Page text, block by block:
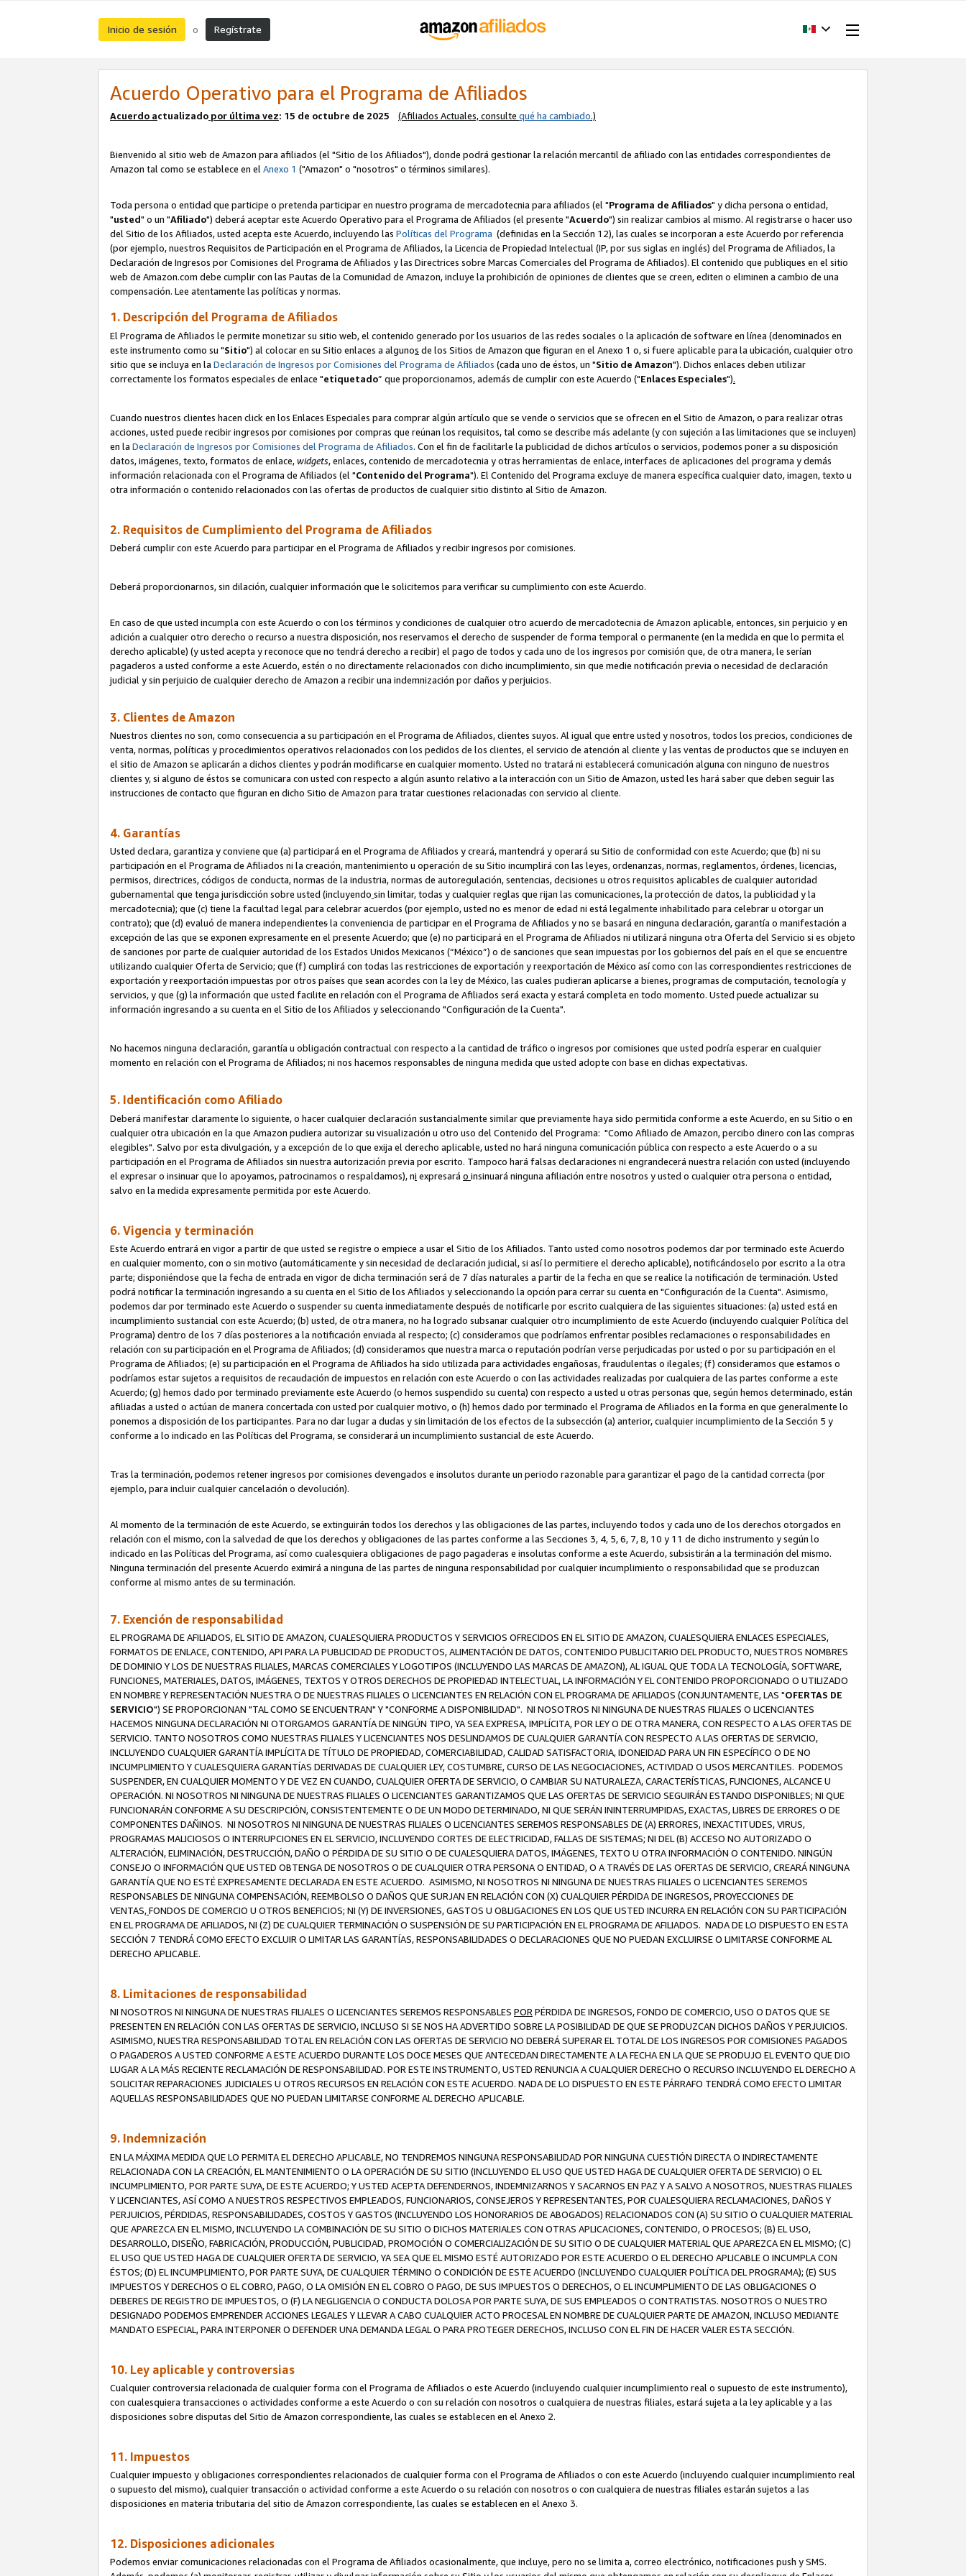
Inicio de sesión o Regístrate
Acuerdo Operativo para el Programa de Afiliados
Acuerdo actualizado por última vez: 15 de octubre de 2025 (Afiliados Actuales, consulte qué ha cambiado.)
Bienvenido al sitio web de Amazon para afiliados (el "Sitio de los Afiliados"), donde podrá gestionar la relación mercantil de afiliado con las entidades correspondientes de
Amazon tal como se establece en elAnexo 1 ("Amazon" o "nosotros" o términos similares).
Toda persona o entidad que participe o pretenda participar en nuestro programa de mercadotecnia para afiliados (el "Programa de Afiliados" y dicha persona o entidad,
"usted" o un "Afiliado") deberá aceptar este Acuerdo Operativo para el Programa de Afiliados (el presente "Acuerdo") sin realizar cambios al mismo. Al registrarse o hacer uso
del Sitio de los Afiliados, usted acepta este Acuerdo, incluyendo las Políticas del Programa (definidas en la Sección 12), las cuales se incorporan a este Acuerdo por referencia
(por ejemplo, nuestros Requisitos de Participación en el Programa de Afiliados, la Licencia de Propiedad Intelectual (IP, por sus siglas en inglés) del Programa de Afiliados, la
Declaración de Ingresos por Comisiones del Programa de Afiliados y las Directrices sobre Marcas Comerciales del Programa de Afiliados). El contenido que publiques en el sitio
web de Amazon.com debe cumplir con las Pautas de la Comunidad de Amazon, incluye la prohibición de opiniones de clientes que se creen, editen o eliminen a cambio de una
compensación. Lee atentamente las políticas y normas.
1. Descripción del Programa de Afiliados
El Programa de Afiliados le permite monetizar su sitio web, el contenido generado por los usuarios de las redes sociales o la aplicación de software en línea (denominados en
este instrumento como su "Sitio") al colocar en su Sitio enlaces a algunos de los Sitios de Amazon que figuran en el Anexo 1 o, si fuere aplicable para la ubicación, cualquier otro
sitio que se incluya en la Declaración de Ingresos por Comisiones del Programa de Afiliados (cada uno de éstos, un "Sitio de Amazon"). Dichos enlaces deben utilizar
correctamente los formatos especiales de enlace "etiquetado” que proporcionamos, además de cumplir con este Acuerdo ("Enlaces Especiales").
Cuando nuestros clientes hacen click en los Enlaces Especiales para comprar algún artículo que se vende o servicios que se ofrecen en el Sitio de Amazon, o para realizar otras
acciones, usted puede recibir ingresos por comisiones por compras que reúnan los requisitos, tal como se describe más adelante (y con sujeción a las limitaciones que se incluyen)
en la Declaración de Ingresos por Comisiones del Programa de Afiliados. Con el fin de facilitarle la publicidad de dichos artículos o servicios, podemos poner a su disposición
datos, imágenes, texto, formatos de enlace,widgets, enlaces, contenido de mercadotecnia y otras herramientas de enlace, interfaces de aplicaciones del programa y demás
información relacionada con el Programa de Afiliados (el "Contenido del Programa"). El Contenido del Programa excluye de manera específica cualquier dato, imagen, texto u
otra información o contenido relacionados con las ofertas de productos de cualquier sitio distinto al Sitio de Amazon.
2. Requisitos de Cumplimiento del Programa de Afiliados
Deberá cumplir con este Acuerdo para participar en el Programa de Afiliados y recibir ingresos por comisiones.
Deberá proporcionarnos, sin dilación, cualquier información que le solicitemos para verificar su cumplimiento con este Acuerdo.
En caso de que usted incumpla con este Acuerdo o con los términos y condiciones de cualquier otro acuerdo de mercadotecnia de Amazon aplicable, entonces, sin perjuicio y en
adición a cualquier otro derecho o recurso a nuestra disposición, nos reservamos el derecho de suspender de forma temporal o permanente (en la medida en que lo permita el
derecho aplicable) (y usted acepta y reconoce que no tendrá derecho a recibir) el pago de todos y cada uno de los ingresos por comisión que, de otra manera, le serían
pagaderos a usted conforme a este Acuerdo, estén o no directamente relacionados con dicho incumplimiento, sin que medie notificación previa o necesidad de declaración
judicial y sin perjuicio de cualquier derecho de Amazon a recibir una indemnización por daños y perjuicios.
3. Clientes de Amazon
Nuestros clientes no son, como consecuencia a su participación en el Programa de Afiliados, clientes suyos. Al igual que entre usted y nosotros, todos los precios, condiciones de
venta, normas, políticas y procedimientos operativos relacionados con los pedidos de los clientes, el servicio de atención al cliente y las ventas de productos que se incluyen en
el sitio de Amazon se aplicarán a dichos clientes y podrán modificarse en cualquier momento. Usted no tratará ni establecerá comunicación alguna con ninguno de nuestros
clientes y, si alguno de éstos se comunicara con usted con respecto a algún asunto relativo a la interacción con un Sitio de Amazon, usted les hará saber que deben seguir las
instrucciones de contacto que figuran en dicho Sitio de Amazon para tratar cuestiones relacionadas con servicio al cliente.
4. Garantías
Usted declara, garantiza y conviene que (a) participará en el Programa de Afiliados y creará, mantendrá y operará su Sitio de conformidad con este Acuerdo; que (b) ni su
participación en el Programa de Afiliados ni la creación, mantenimiento u operación de su Sitio incumplirá con las leyes, ordenanzas, normas, reglamentos, órdenes, licencias,
permisos, directrices, códigos de conducta, normas de la industria, normas de autoregulación, sentencias, decisiones u otros requisitos aplicables de cualquier autoridad
gubernamental que tenga jurisdicción sobre usted (incluyendo sin limitar, todas y cualquier reglas que rijan las comunicaciones, la protección de datos, la publicidad y la
mercadotecnia); que (c) tiene la facultad legal para celebrar acuerdos (por ejemplo, usted no es menor de edad ni está legalmente inhabilitado para celebrar u otorgar un
contrato); que (d) evaluó de manera independientesla conveniencia de participar en el Programa de Afiliados y no se basará en ninguna declaración, garantía o manifestación a
excepción de las que se exponen expresamente en el presente Acuerdo; que (e) no participará en el Programa de Afiliados ni utilizará ninguna otra Oferta del Servicio si es objeto
de sanciones por parte de cualquier autoridad de los Estados Unidos Mexicanos (“México”) o de sanciones que sean impuestas por los gobiernos del país en el que se encuentre
utilizando cualquier Oferta de Servicio; que (f) cumplirá con todas las restricciones de exportación y reexportación de México así como con las correspondientes restricciones de
exportación y reexportación impuestas por otros países que sean acordes con la ley de México, las cuales pudieran aplicarse a bienes, programas de computación, tecnología y
servicios, y que (g) la información que usted facilite en relación con el Programa de Afiliados será exacta y estará completa en todo momento. Usted puede actualizar su
información ingresando a su cuenta en el Sitio de los Afiliados y seleccionando "Configuración de la Cuenta".
No hacemos ninguna declaración, garantía u obligación contractual con respecto a la cantidad de tráfico o ingresos por comisiones que usted podría esperar en cualquier
momento en relación con el Programa de Afiliados; ni nos hacemos responsables de ninguna medida que usted adopte con base en dichas expectativas.
5. Identificación como Afiliado
Deberá manifestar claramente lo siguiente, o hacer cualquier declaración sustancialmente similar que previamente haya sido permitida conforme a este Acuerdo, en su Sitio o en
cualquier otra ubicación en la que Amazon pudiera autorizar su visualización u otro uso del Contenido del Programa: "Como Afiliado de Amazon, percibo dinero con las compras
elegibles". Salvo por esta divulgación, y a excepción de lo que exija el derecho aplicable, usted no hará ninguna comunicación pública con respecto a este Acuerdo o a su
participación en el Programa de Afiliados sin nuestra autorización previa por escrito. Tampoco hará falsas declaraciones ni engrandecerá nuestra relación con usted (incluyendo
el expresar o insinuar que lo apoyamos, patrocinamos o respaldamos), ni expresará o insinuará ninguna afiliación entre nosotros y usted o cualquier otra persona o entidad,
salvo en la medida expresamente permitida por este Acuerdo.
6. Vigencia y terminación
Este Acuerdo entrará en vigor a partir de que usted se registre o empiece a usar el Sitio de los Afiliados. Tanto usted como nosotros podemos dar por terminado este Acuerdo
en cualquier momento, con o sin motivo (automáticamente y sin necesidad de declaración judicial, si así lo permitiere el derecho aplicable), notificándoselo por escrito a la otra
parte; disponiéndose que la fecha de entrada en vigor de dicha terminación será de 7 días naturales a partir de la fecha en que se realice la notificación de terminación. Usted
podrá notificar la terminación ingresando a su cuenta en el Sitio de los Afiliados y seleccionando la opción para cerrar su cuenta en "Configuración de la Cuenta". Asimismo,
podemos dar por terminado este Acuerdo o suspender su cuenta inmediatamente después de notificarle por escrito cualquiera de las siguientes situaciones: (a) usted está en
incumplimiento sustancial con este Acuerdo; (b) usted, de otra manera, no ha logrado subsanar cualquier otro incumplimiento de este Acuerdo (incluyendo cualquier Política del
Programa) dentro de los 7 días posteriores a la notificación enviada al respecto; (c) consideramos que podríamos enfrentar posibles reclamaciones o responsabilidades en
relación con su participación en el Programa de Afiliados; (d) consideramos que nuestra marca o reputación podrían verse perjudicadas por usted o por su participación en el
Programa de Afiliados; (e) su participación en el Programa de Afiliados ha sido utilizada para actividades engañosas, fraudulentas o ilegales; (f) consideramos que estamos o
podríamos estar sujetos a requisitos de recaudación de impuestos en relación con este Acuerdo o con las actividades realizadas por cualquiera de las partes conforme a este
Acuerdo; (g) hemos dado por terminado previamente este Acuerdo (o hemos suspendido su cuenta) con respecto a usted u otras personas que, según hemos determinado, están
afiliadas a usted o actúan de manera concertada con usted por cualquier motivo, o (h) hemos dado por terminado el Programa de Afiliados en la forma en que generalmente lo
ponemos a disposición de los participantes. Para no dar lugar a dudas y sin limitación de los efectos de la subsección (a) anterior, cualquier incumplimiento de la Sección 5 y
conforme a lo indicado en las Políticas del Programa, se considerará un incumplimiento sustancial de este Acuerdo.
Tras la terminación, podemos retener ingresos por comisiones devengados e insolutos durante un periodo razonable para garantizar el pago de la cantidad correcta (por
ejemplo, para incluir cualquier cancelación o devolución).
Al momento de la terminación de este Acuerdo, se extinguirán todos los derechos y las obligaciones de las partes, incluyendo todos y cada uno de los derechos otorgados en
relación con el mismo, con la salvedad de que los derechos y obligaciones de las partes conforme a las Secciones 3, 4, 5, 6, 7, 8, 10 y 11 de dicho instrumento y según lo
indicado en las Políticas del Programa, así como cualesquiera obligaciones de pago pagaderas e insolutas conforme a este Acuerdo, subsistirán a la terminación del mismo.
Ninguna terminación del presente Acuerdo eximirá a ninguna de las partes de ninguna responsabilidad por cualquier incumplimiento o responsabilidad que se produzcan
conforme al mismo antes de su terminación.
7. Exención de responsabilidad
EL PROGRAMA DE AFILIADOS, EL SITIO DE AMAZON, CUALESQUIERA PRODUCTOS Y SERVICIOS OFRECIDOS EN EL SITIO DE AMAZON, CUALESQUIERA ENLACES ESPECIALES,
FORMATOS DE ENLACE, CONTENIDO, API PARA LA PUBLICIDAD DE PRODUCTOS, ALIMENTACIÓN DE DATOS, CONTENIDO PUBLICITARIO DEL PRODUCTO, NUESTROS NOMBRES
DE DOMINIO Y LOS DE NUESTRAS FILIALES, MARCAS COMERCIALES Y LOGOTIPOS (INCLUYENDO LAS MARCAS DE AMAZON), AL IGUAL QUE TODA LA TECNOLOGÍA, SOFTWARE,
FUNCIONES, MATERIALES, DATOS, IMÁGENES, TEXTOS Y OTROS DERECHOS DE PROPIEDAD INTELECTUAL, LA INFORMACIÓN Y EL CONTENIDO PROPORCIONADO O UTILIZADO
EN NOMBRE Y REPRESENTACIÓN NUESTRA O DE NUESTRAS FILIALES O LICENCIANTES EN RELACIÓN CON EL PROGRAMA DE AFILIADOS (CONJUNTAMENTE, LAS "OFERTAS DE
SERVICIO") SE PROPORCIONAN "TAL COMO SE ENCUENTRAN" Y "CONFORME A DISPONIBILIDAD". NI NOSOTROS NI NINGUNA DE NUESTRAS FILIALES O LICENCIANTES
HACEMOS NINGUNA DECLARACIÓN NI OTORGAMOS GARANTÍA DE NINGÚN TIPO, YA SEA EXPRESA, IMPLÍCITA, POR LEY O DE OTRA MANERA, CON RESPECTO A LAS OFERTAS DE
SERVICIO. TANTO NOSOTROS COMO NUESTRAS FILIALES Y LICENCIANTES NOS DESLINDAMOS DE CUALQUIER GARANTÍA CON RESPECTO A LAS OFERTAS DE SERVICIO,
INCLUYENDO CUALQUIER GARANTÍA IMPLÍCITA DE TÍTULO DE PROPIEDAD, COMERCIABILIDAD, CALIDAD SATISFACTORIA, IDONEIDAD PARA UN FIN ESPECÍFICO O DE NO
INCUMPLIMIENTO Y CUALESQUIERA GARANTÍAS DERIVADAS DE CUALQUIER LEY, COSTUMBRE, CURSO DE LAS NEGOCIACIONES, ACTIVIDAD O USOS MERCANTILES. PODEMOS
SUSPENDER, EN CUALQUIER MOMENTO Y DE VEZ EN CUANDO, CUALQUIER OFERTA DE SERVICIO, O CAMBIAR SU NATURALEZA, CARACTERÍSTICAS, FUNCIONES, ALCANCE U
OPERACIÓN. NI NOSOTROS NI NINGUNA DE NUESTRAS FILIALES O LICENCIANTES GARANTIZAMOS QUE LAS OFERTAS DE SERVICIO SEGUIRÁN ESTANDO DISPONIBLES; NI QUE
FUNCIONARÁN CONFORME A SU DESCRIPCIÓN, CONSISTENTEMENTE O DE UN MODO DETERMINADO, NI QUE SERÁN ININTERRUMPIDAS, EXACTAS, LIBRES DE ERRORES O DE
COMPONENTES DAÑINOS. NI NOSOTROS NI NINGUNA DE NUESTRAS FILIALES O LICENCIANTES SEREMOS RESPONSABLES DE (A) ERRORES, INEXACTITUDES, VIRUS,
PROGRAMAS MALICIOSOS O INTERRUPCIONES EN EL SERVICIO, INCLUYENDO CORTES DE ELECTRICIDAD, FALLAS DE SISTEMAS; NI DEL (B) ACCESO NO AUTORIZADO O
ALTERACIÓN, ELIMINACIÓN, DESTRUCCIÓN, DAÑO O PÉRDIDA DE SU SITIO O DE CUALESQUIERA DATOS, IMÁGENES, TEXTO U OTRA INFORMACIÓN O CONTENIDO. NINGÚN
CONSEJO O INFORMACIÓN QUE USTED OBTENGA DE NOSOTROS O DE CUALQUIER OTRA PERSONA O ENTIDAD, O A TRAVÉS DE LAS OFERTAS DE SERVICIO, CREARÁ NINGUNA
GARANTÍA QUE NO ESTÉ EXPRESAMENTE DECLARADA EN ESTE ACUERDO. ASIMISMO, NI NOSOTROS NI NINGUNA DE NUESTRAS FILIALES O LICENCIANTES SEREMOS
RESPONSABLES DE NINGUNA COMPENSACIÓN, REEMBOLSO O DAÑOS QUE SURJAN EN RELACIÓN CON (X) CUALQUIER PÉRDIDA DE INGRESOS, PROYECCIONES DE
VENTAS,FONDOS DE COMERCIO U OTROS BENEFICIOS; NI (Y) DE INVERSIONES, GASTOS U OBLIGACIONES EN LOS QUE USTED INCURRA EN RELACIÓN CON SU PARTICIPACIÓN
EN EL PROGRAMA DE AFILIADOS, NI (Z) DE CUALQUIER TERMINACIÓN O SUSPENSIÓN DE SU PARTICIPACIÓN EN EL PROGRAMA DE AFILIADOS. NADA DE LO DISPUESTO EN ESTA
SECCIÓN 7 TENDRÁ COMO EFECTO EXCLUIR O LIMITAR LAS GARANTÍAS, RESPONSABILIDADES O DECLARACIONES QUE NO PUEDAN EXCLUIRSE O LIMITARSE CONFORME AL
DERECHO APLICABLE.
8. Limitaciones de responsabilidad
NI NOSOTROS NI NINGUNA DE NUESTRAS FILIALES O LICENCIANTES SEREMOS RESPONSABLES PORPÉRDIDA DE INGRESOS, FONDO DE COMERCIO, USO O DATOS QUE SE
PRESENTEN EN RELACIÓN CON LAS OFERTAS DE SERVICIO, INCLUSO SI SE NOS HA ADVERTIDO SOBRE LA POSIBILIDAD DE QUE SE PRODUZCAN DICHOS DAÑOS Y PERJUICIOS.
ASIMISMO, NUESTRA RESPONSABILIDAD TOTAL EN RELACIÓN CON LAS OFERTAS DE SERVICIO NO DEBERÁ SUPERAR EL TOTAL DE LOS INGRESOS POR COMISIONES PAGADOS
O PAGADEROS A USTED CONFORME A ESTE ACUERDO DURANTE LOS DOCE MESES QUE ANTECEDAN DIRECTAMENTE A LA FECHA EN LA QUE SE PRODUJO EL EVENTO QUE DIO
LUGAR A LA MÁS RECIENTE RECLAMACIÓN DE RESPONSABILIDAD. POR ESTE INSTRUMENTO, USTED RENUNCIA A CUALQUIER DERECHO O RECURSO INCLUYENDO EL DERECHO A
SOLICITAR REPARACIONES JUDICIALES U OTROS RECURSOS EN RELACIÓN CON ESTE ACUERDO. NADA DE LO DISPUESTO EN ESTE PÁRRAFO TENDRÁ COMO EFECTO LIMITAR
AQUELLAS RESPONSABILIDADES QUE NO PUEDAN LIMITARSE CONFORME AL DERECHO APLICABLE.
9. Indemnización
EN LA MÁXIMA MEDIDA QUE LO PERMITA EL DERECHO APLICABLE, NO TENDREMOS NINGUNA RESPONSABILIDAD POR NINGUNA CUESTIÓN DIRECTA O INDIRECTAMENTE
RELACIONADA CON LA CREACIÓN, EL MANTENIMIENTO O LA OPERACIÓN DE SU SITIO (INCLUYENDO EL USO QUE USTED HAGA DE CUALQUIER OFERTA DE SERVICIO) O EL
INCUMPLIMIENTO, POR PARTE SUYA, DE ESTE ACUERDO; Y USTED ACEPTA DEFENDERNOS, INDEMNIZARNOS Y SACARNOS EN PAZ Y A SALVO A NOSOTROS, NUESTRAS FILIALES
Y LICENCIANTES, ASÍ COMO A NUESTROS RESPECTIVOS EMPLEADOS, FUNCIONARIOS, CONSEJEROS Y REPRESENTANTES, POR CUALESQUIERA RECLAMACIONES, DAÑOS Y
PERJUICIOS, PÉRDIDAS, RESPONSABILIDADES, COSTOS Y GASTOS (INCLUYENDO LOS HONORARIOS DE ABOGADOS) RELACIONADOS CON (A) SU SITIO O CUALQUIER MATERIAL
QUE APAREZCA EN EL MISMO, INCLUYENDO LA COMBINACIÓN DE SU SITIO O DICHOS MATERIALES CON OTRAS APLICACIONES, CONTENIDO, O PROCESOS; (B) EL USO,
DESARROLLO, DISEÑO, FABRICACIÓN, PRODUCCIÓN, PUBLICIDAD, PROMOCIÓN O COMERCIALIZACIÓN DE SU SITIO O DE CUALQUIER MATERIAL QUE APAREZCA EN EL MISMO; (C)
EL USO QUE USTED HAGA DE CUALQUIER OFERTA DE SERVICIO, YA SEA QUE EL MISMO ESTÉ AUTORIZADO POR ESTE ACUERDO O EL DERECHO APLICABLE O INCUMPLA CON
ÉSTOS; (D) EL INCUMPLIMIENTO, POR PARTE SUYA, DE CUALQUIER TÉRMINO O CONDICIÓN DE ESTE ACUERDO (INCLUYENDO CUALQUIER POLÍTICA DEL PROGRAMA); (E) SUS
IMPUESTOS Y DERECHOS O EL COBRO, PAGO, O LA OMISIÓN EN EL COBRO O PAGO, DE SUS IMPUESTOS O DERECHOS, O EL INCUMPLIMIENTO DE LAS OBLIGACIONES O
DEBERES DE REGISTRO DE IMPUESTOS, O (F) LA NEGLIGENCIA O CONDUCTA DOLOSA POR PARTE SUYA, DE SUS EMPLEADOS O CONTRATISTAS. NOSOTROS O NUESTRO
DESIGNADO PODEMOS EMPRENDER ACCIONES LEGALES Y LLEVAR A CABO CUALQUIER ACTO PROCESAL EN NOMBRE DE CUALQUIER PARTE DE AMAZON, INCLUSO MEDIANTE
MANDATO ESPECIAL, PARA INTERPONER O DEFENDER UNA DEMANDA LEGAL O PARA PROTEGER DERECHOS, INCLUSO CON EL FIN DE HACER VALER ESTA SECCIÓN.
10. Ley aplicable y controversias
Cualquier controversia relacionada de cualquier forma con el Programa de Afiliados o este Acuerdo (incluyendo cualquier incumplimiento real o supuesto de este instrumento),
con cualesquiera transacciones o actividades conforme a este Acuerdo o con su relación con nosotros o cualquiera de nuestras filiales, estará sujeta a la ley aplicable y a las
disposiciones sobre disputas del Sitio de Amazon correspondiente, las cuales se establecen en el Anexo 2.
11. Impuestos
Cualquier impuesto y obligaciones correspondientes relacionados de cualquier forma con el Programa de Afiliados o con este Acuerdo (incluyendo cualquier incumplimiento real
o supuesto del mismo), cualquier transacción o actividad conforme a este Acuerdo o su relación con nosotros o con cualquiera de nuestras filiales estarán sujetos a las
disposiciones en materia tributaria del sitio de Amazon correspondiente, las cuales se establecen en el Anexo 3.
12. Disposiciones adicionales
Podemos enviar comunicaciones relacionadas con el Programa de Afiliados ocasionalmente, que incluye, pero no se limita a, correo electrónico, notificaciones push y SMS.